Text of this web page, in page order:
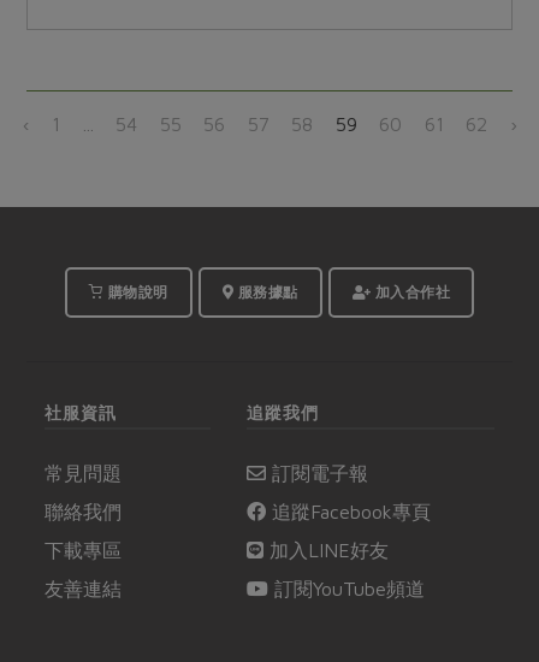
‹ 1 54 55 56 57 58 59 60 61 62 ›
購物說明 服務據點 加入合作社
社服資訊
常見問題
聯絡我們
下載專區
友善連結
追蹤我們
訂閱電子報
追蹤Facebook專頁
加入LINE好友
訂閱YouTube頻道